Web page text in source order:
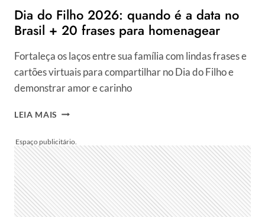
Dia do Filho 2026: quando é a data no
Brasil + 20 frases para homenagear
Fortaleça os laços entre sua família com lindas frases e
cartões virtuais para compartilhar no Dia do Filho e
demonstrar amor e carinho
LEIA MAIS DIA
2026:
QUANDO
É
A
DATA
NO